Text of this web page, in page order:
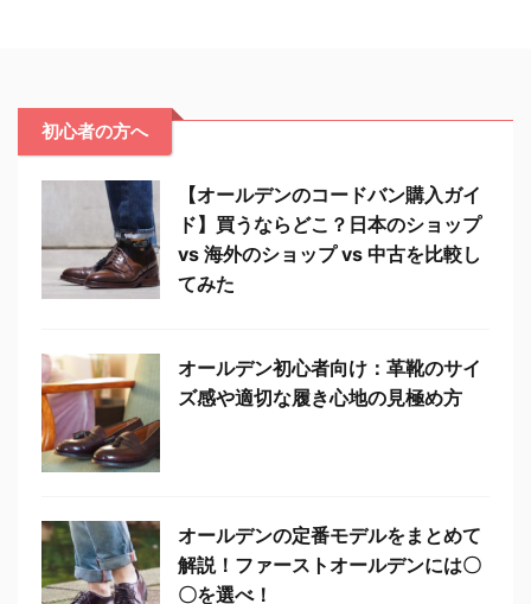
初心者の方へ
【オールデンのコードバン購入ガイ
ド】買うならどこ？日本のショップ
vs 海外のショップ vs 中古を比較し
てみた
オールデン初心者向け：革靴のサイ
ズ感や適切な履き心地の見極め方
オールデンの定番モデルをまとめて
解説！ファーストオールデンには〇
〇を選べ！